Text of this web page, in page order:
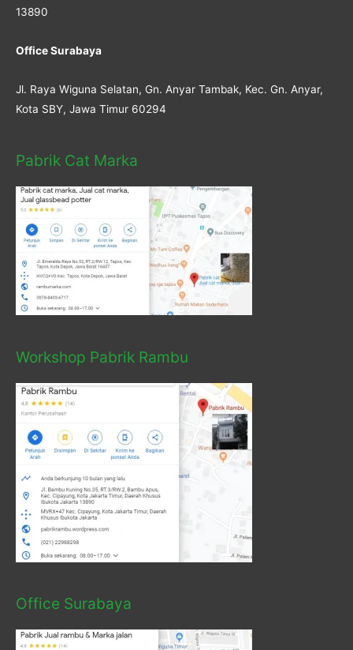
13890
Office Surabaya
Jl. Raya Wiguna Selatan, Gn. Anyar Tambak, Kec. Gn. Anyar,
Kota SBY, Jawa Timur 60294
Pabrik Cat Marka
Workshop Pabrik Rambu
Office Surabaya